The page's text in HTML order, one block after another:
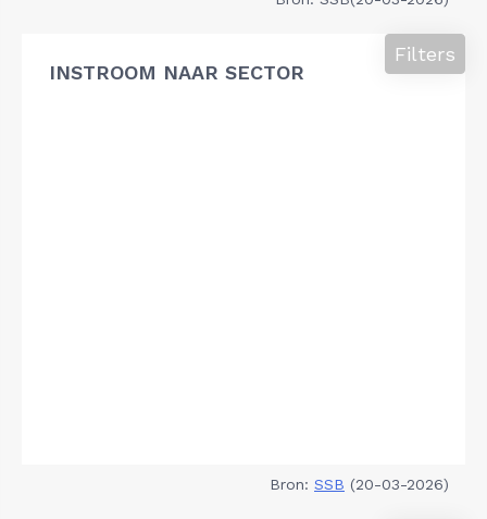
INSTROOM NAAR SECTOR
Filters
Bron: SSB (20-03-2026)